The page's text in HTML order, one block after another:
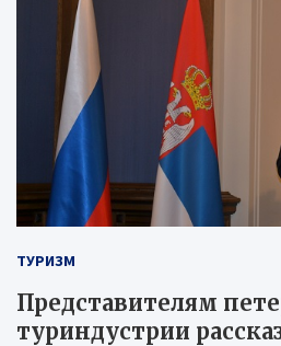
ТУРИЗМ
Представителям
туриндустрии